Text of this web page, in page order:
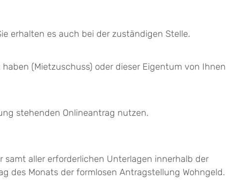
erhalten es auch bei der zuständigen Stelle.
(Mietzuschuss) oder dieser Eigentum von Ihnen
stehenden Onlineantrag nutzen.
aller erforderlichen Unterlagen innerhalb der
des Monats der formlosen Antragstellung Wohngeld.